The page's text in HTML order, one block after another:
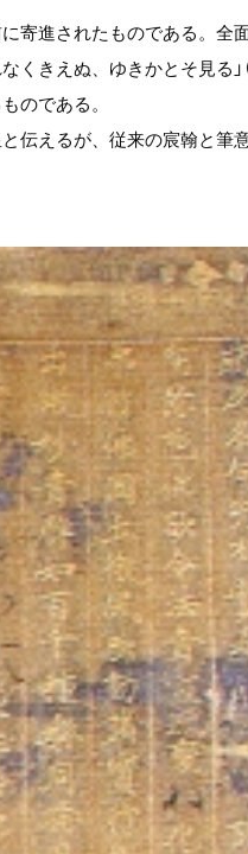
寄進されたものである。全
くきえぬ、ゆきかとそ見る
のである。
伝えるが、従来の宸翰と筆